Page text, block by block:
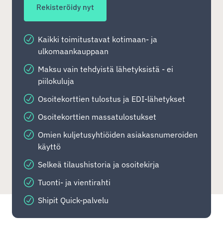
Rekisteröidy nyt
Kaikki toimitustavat kotimaan- ja
ulkomaankauppaan
Maksu vain tehdyistä lähetyksistä - ei
piilokuluja
Osoitekorttien tulostus ja EDI-lähetykset
Osoitekorttien massatulostukset
Omien kuljetusyhtiöiden asiakasnumeroiden
käyttö
Selkeä tilaushistoria ja osoitekirja
Tuonti- ja vientirahti
Shipit Quick-palvelu